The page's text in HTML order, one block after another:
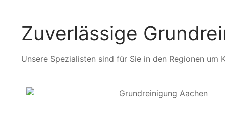
Zuverlässige
Unsere Spezialisten sind für Sie in den Regionen um